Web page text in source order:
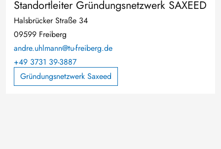
Standortleiter Gründungsnetzwerk SAXEED
Halsbrücker Straße 34
09599 Freiberg
andre.uhlmann@tu-freiberg.de
+49 3731 39-3887
Gründungsnetzwerk Saxeed